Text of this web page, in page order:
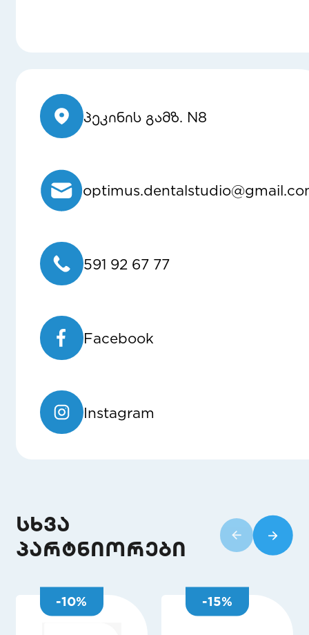
პეკინის გამზ. N8
591 92 67 77
Facebook
Instagram
სხვა
პარტნიორები
-10% -15%